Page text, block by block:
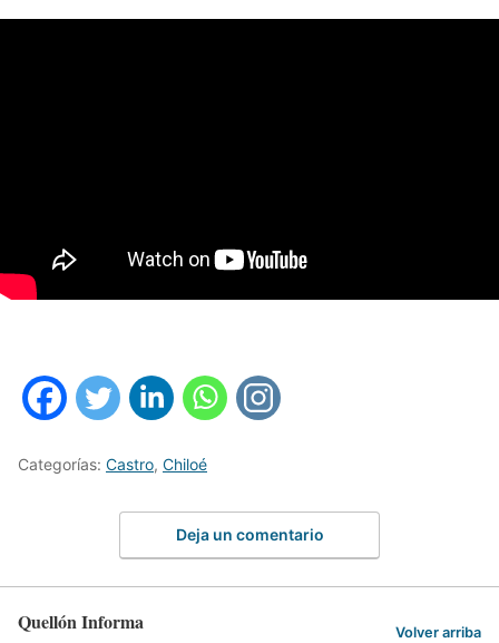
Categorías: Castro, Chiloé
Deja un comentario
Quellón Informa Volver arriba